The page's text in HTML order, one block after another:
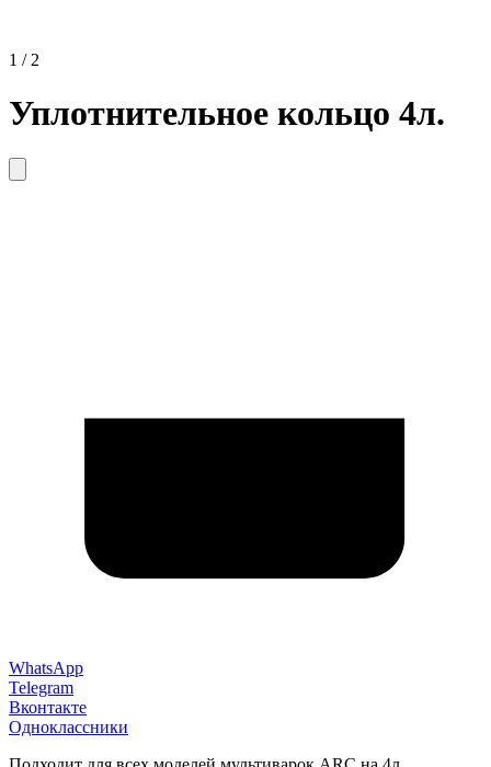
1 / 2
Уплотнительное кольцо 4л.
WhatsApp
Telegram
Вконтакте
Одноклассники